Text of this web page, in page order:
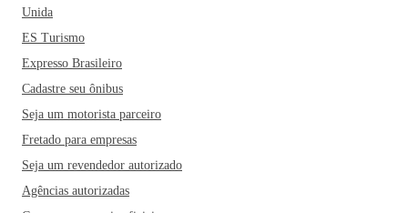
Unida
ES Turismo
Expresso Brasileiro
Cadastre seu ônibus
Seja um motorista parceiro
Fretado para empresas
Seja um revendedor autorizado
Agências autorizadas